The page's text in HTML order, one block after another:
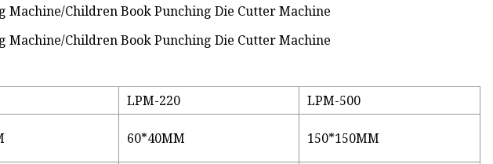
LPM-220
LPM-500
60*40MM 150*150MM